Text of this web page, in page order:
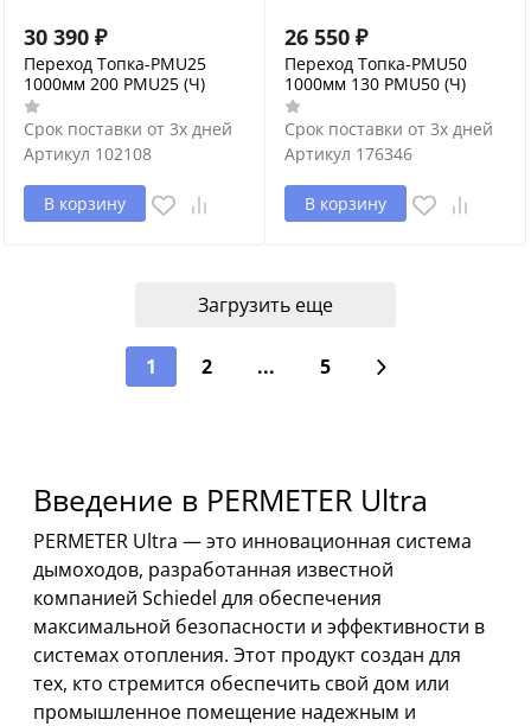
30 390 ₽
Переход Топка-PMU25
1000мм 200 PMU25 (Ч)
Срок поставки от 3х дней
Артикул 102108
В корзину
26 550 ₽
Переход Топка-PMU50
1000мм 130 PMU50 (Ч)
Срок поставки от 3х дней
Артикул 176346
В корзину
Загрузить еще
1 2 ... 5
Введение в PERMETER Ultra
PERMETER Ultra — это инновационная система
дымоходов, разработанная известной
компанией Schiedel для обеспечения
максимальной безопасности и эффективности в
системах отопления. Этот продукт создан для
тех, кто стремится обеспечить свой дом или
промышленное помещение надежным и